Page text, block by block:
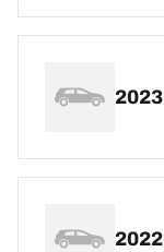
2023
2022